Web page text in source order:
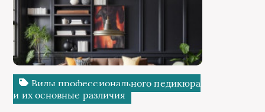
Виды профессионального педикюра
и их основные различия